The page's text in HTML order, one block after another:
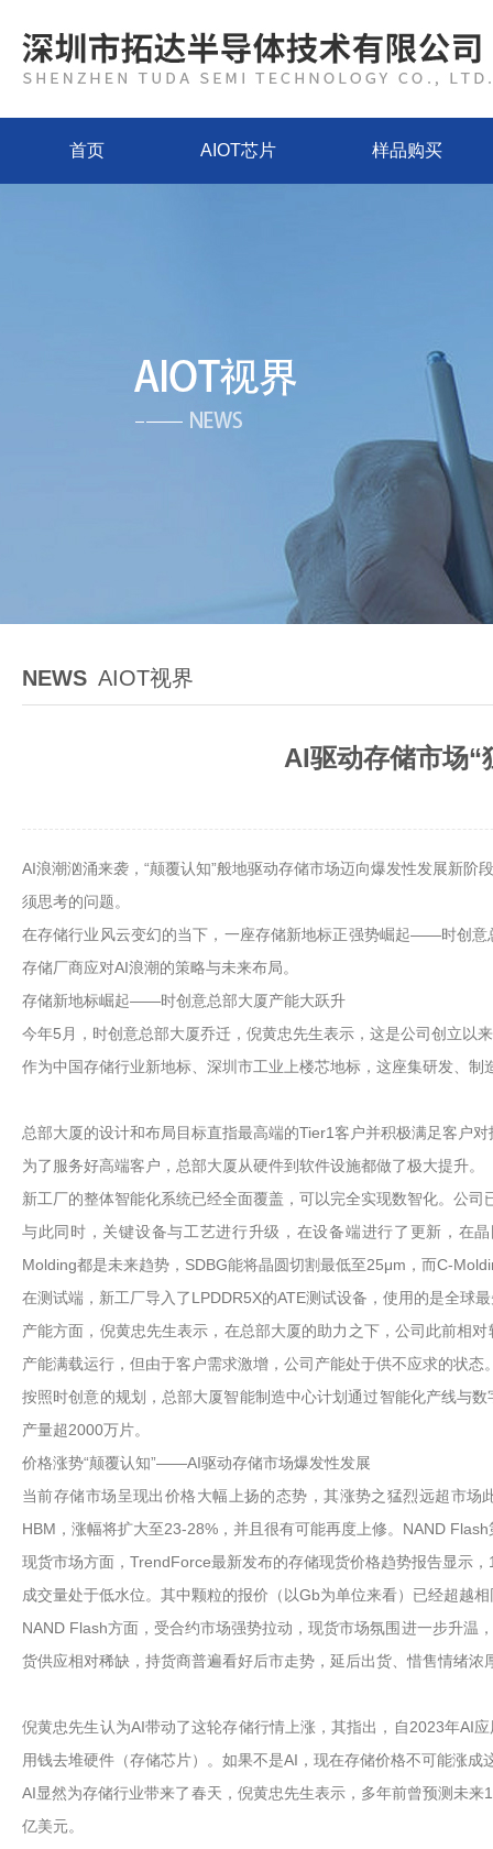
首页 AIOT芯片 样品购买
NEWS AIOT视界
AI驱动存储市场
AI浪潮汹涌来袭，“颠覆认知”般地驱动存储市场迈向爆发性发展新
须思考的问题。
在存储行业风云变幻的当下，一座存储新地标正强势崛起——时创意
存储厂商应对AI浪潮的策略与未来布局。
存储新地标崛起——时创意总部大厦产能大跃升
今年5月，时创意总部大厦乔迁，倪黄忠先生表示，这是公司创立以
作为中国存储行业新地标、深圳市工业上楼芯地标，这座集研发、
总部大厦的设计和布局目标直指最高端的Tier1客户并积极满足客户
为了服务好高端客户，总部大厦从硬件到软件设施都做了极大提升。
新工厂的整体智能化系统已经全面覆盖，可以完全实现数智化。公
与此同时，关键设备与工艺进行升级，在设备端进行了更新，在
Molding都是未来趋势，SDBG能将晶圆切割最低至25μm，而C-
在测试端，新工厂导入了LPDDR5X的ATE测试设备，使用的是全球
产能方面，倪黄忠先生表示，在总部大厦的助力之下，公司此前相
产能满载运行，但由于客户需求激增，公司产能处于供不应求的状
按照时创意的规划，总部大厦智能制造中心计划通过智能化产线与
产量超2000万片。
价格涨势“颠覆认知”——AI驱动存储市场爆发性发展
当前存储市场呈现出价格大幅上扬的态势，其涨势之猛烈远超市
HBM，涨幅将扩大至23-28%，并且很有可能再度上修。NAND
现货市场方面，TrendForce最新发布的存储现货价格趋势报告显示
成交量处于低水位。其中颗粒的报价（以Gb为单位来看）已经超越
NAND Flash方面，受合约市场强势拉动，现货市场氛围进一步升温
货供应相对稀缺，持货商普遍看好后市走势，延后出货、惜售情绪
倪黄忠先生认为AI带动了这轮存储行情上涨，其指出，自2023年AI
用钱去堆硬件（存储芯片）。如果不是AI，现在存储价格不可能涨
AI显然为存储行业带来了春天，倪黄忠先生表示，多年前曾预测未
亿美元。